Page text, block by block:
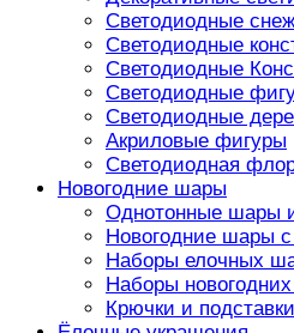
Светодиодные
Светодиодные
Светодиодные
Светодиодные
Светодиодные
Акриловые фигуры
Светодиодная
Новогодние шары
Однотонные шары
Новогодние шары
Наборы елочных
Наборы
Крючки и